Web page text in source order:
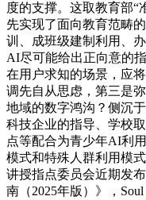
度的支撑。这取教育部“
先实现了面向教育范畴
训、成班级建制利用、
AI尽可能给出正向意的
在用户求知的场景，应
调先自从思虑，第三是
地域的数字鸿沟？侧沉
科技企业的指导、学校
点等配合为青少年AI利
模式和特殊人群利用模
讲授指点委员会近期发
南（2025年版）》，